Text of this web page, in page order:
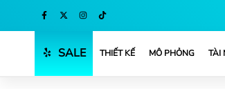
Mua ngay
SALE THIẾT KẾ MÔ PHỎNG TÀI